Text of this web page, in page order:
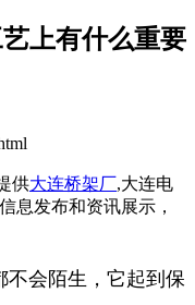
上有什么重要
供大连桥架厂,大连电
息发布和资讯展示，
不会陌生，它起到保